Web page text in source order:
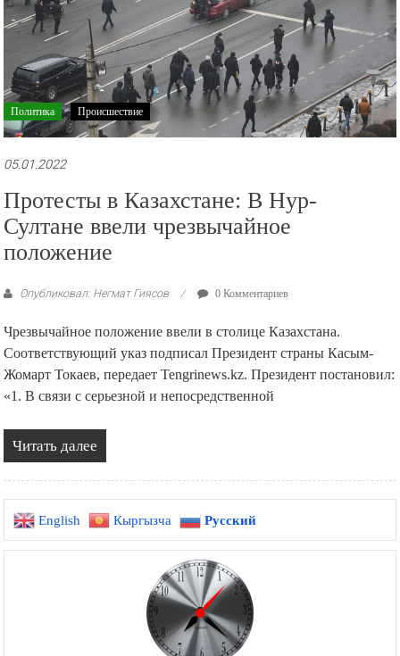
Политика Происшествие
05.01.2022
Протесты в Казахстане: В Нур-
Султане ввели чрезвычайное
положение
Опубликовал: Негмат Гиясов 0 Комментариев
Чрезвычайное положение ввели в столице Казахстана.
Соответствующий указ подписал Президент страны Касым-
Жомарт Токаев, передает Tengrinews.kz. Президент постановил:
«1. В связи с серьезной и непосредственной
Читать далее
English Кыргызча Русский